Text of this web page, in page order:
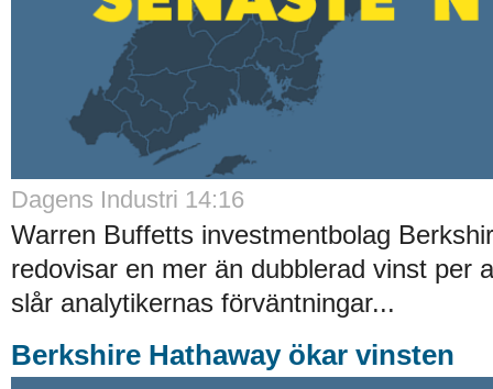
Dagens Industri 14:16
Warren Buffetts investmentbolag
redovisar en mer än dubblerad vinst per
slår analytikernas förväntningar...
Berkshire Hathaway ökar vinsten